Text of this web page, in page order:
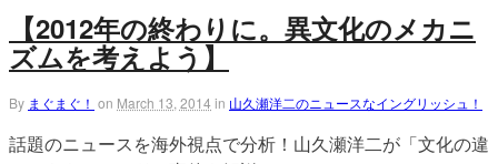
【2012年の終わりに。異文化のメカニ
ズムを考えよう】
By まぐまぐ！ on March 13, 2014 in 山久瀬洋二のニュースなイングリッシュ！
話題のニュースを海外視点で分析！山久瀬洋二が「文化の違